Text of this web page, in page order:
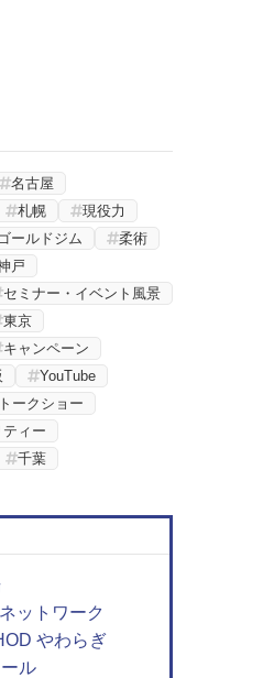
名古屋
札幌
現役力
ールドジム
柔術
戸
セミナー・イベント風景
東京
キャンペーン
YouTube
トークショー
ィー
千葉
ットワーク
やわらぎ
ル